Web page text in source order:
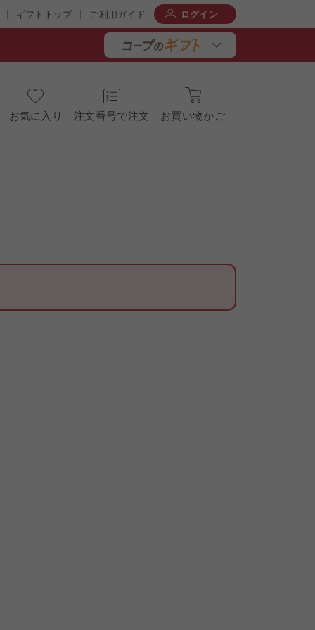
ギフトトップ ご利用ガイド ログイン
お気に入り 注文番号で注文 お買い物かご